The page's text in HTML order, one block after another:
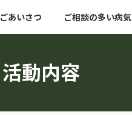
ごあいさつ ご相談の多い病気
活動内容